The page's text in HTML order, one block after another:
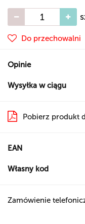
Do przechowalni
Opinie
Wysyłka w ciągu
Pobierz produkt
EAN
Własny kod
Zamówienie